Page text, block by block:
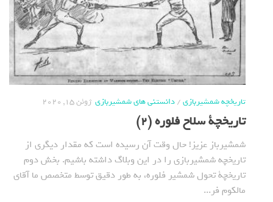
تاریخچه شمشیربازی/دانستنی های شمشیربازی ژوئن 15, 2020
تاریخچة سلاح فلوره (2)
شمشیرباز عزیز! حال وقت آن رسیده است که مقدار دیگری از
تاریخچه شمشیربازی را در این وبلاگ داشته باشیم. بخش دوم
تاریخچة تحول شمشیر فلوره، به طور دقیق توسط متخصص ما آقای
مالکوم فر...